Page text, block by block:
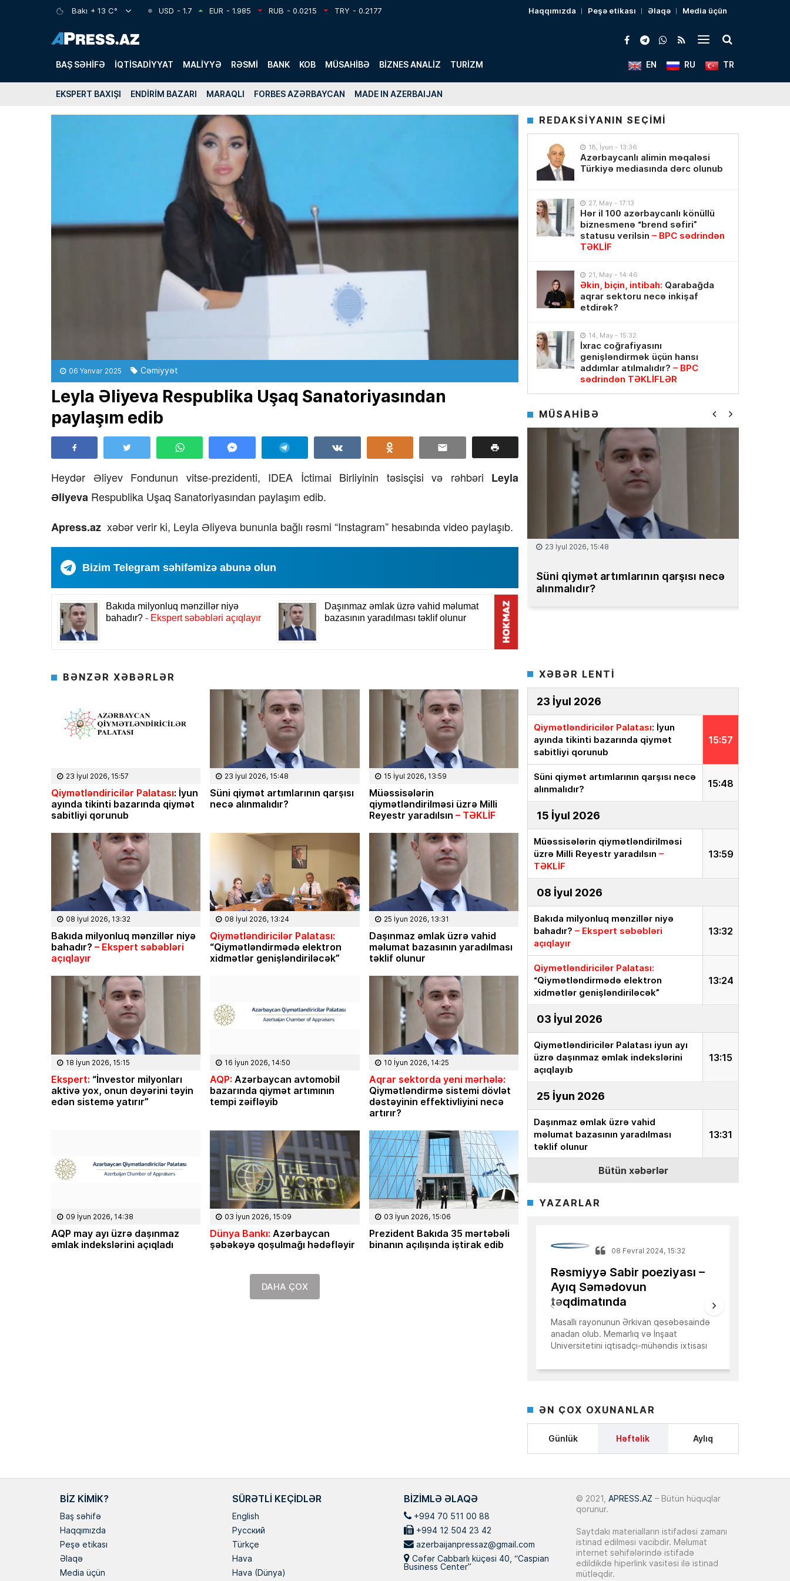
Bakı + 13 C° USD - 1.7 EUR - 1.985 RUB - 0.0215 TRY - 0.2177 Haqqımızda Peşə etikası Əlaqə Media üçün
BAŞ SƏHIFƏ İQTISADIYYAT MALIYYƏ RƏSMI BANK KOB MÜSAHIBƏ BIZNES ANALIZ TURIZM TR
RU
EN
EKSPERT BAXIŞI ENDIRIM BAZARI MARAQLI FORBES AZƏRBAYCAN MADE IN AZERBAIJAN
06 Yanvar 2025 Cəmiyyət
Leyla Əliyeva Respublika Uşaq Sanatoriyasından
paylaşım edib
Heydər Əliyev Fondunun vitse-prezidenti, IDEA İctimai Birliyinin təsisçisi və rəhbəri Leyla
Əliyeva Respublika Uşaq Sanatoriyasından paylaşım edib.
Apress.az xəbər verir ki, Leyla Əliyeva bununla bağlı rəsmi “Instagram” hesabında video paylaşıb.
Bizim Telegram səhifəmizə abunə olun
BƏNZƏR XƏBƏRLƏR
23 İyul 2026, 15:57
Qiymətləndiricilər Palatası: İyun
ayında tikinti bazarında qiymət
sabitliyi qorunub
23 İyul 2026, 15:48
Süni qiymət artımlarının qarşısı
necə alınmalıdır?
15 İyul 2026, 13:59
Müəssisələrin
qiymətləndirilməsi üzrə Milli
Reyestr yaradılsın – TƏKLİF
08 İyul 2026, 13:32
Bakıda milyonluq mənzillər niyə
bahadır? – Ekspert səbəbləri
açıqlayır
08 İyul 2026, 13:24
Qiymətləndiricilər Palatası:
“Qiymətləndirmədə elektron
xidmətlər genişləndiriləcək”
25 İyun 2026, 13:31
Daşınmaz əmlak üzrə vahid
məlumat bazasının yaradılması
təklif olunur
18 İyun 2026, 15:15
Ekspert: “İnvestor milyonları
aktivə yox, onun dəyərini təyin
edən sistemə yatırır”
16 İyun 2026, 14:50
AQP: Azərbaycan avtomobil
bazarında qiymət artımının
tempi zəifləyib
10 İyun 2026, 14:25
Aqrar sektorda yeni mərhələ:
Qiymətləndirmə sistemi dövlət
dəstəyinin effektivliyini necə
artırır?
09 İyun 2026, 14:38
AQP may ayı üzrə daşınmaz
əmlak indekslərini açıqladı
03 İyun 2026, 15:09
Dünya Bankı: Azərbaycan
şəbəkəyə qoşulmağı hədəfləyir
03 İyun 2026, 15:06
Prezident Bakıda 35 mərtəbəli
binanın açılışında iştirak edib
DAHA ÇOX
REDAKSİYANIN SEÇİMİ
18, İyun - 13:36
Azərbaycanlı alimin məqaləsi
Türkiyə mediasında dərc olunub
27, May - 17:13
Hər il 100 azərbaycanlı könüllü
biznesmenə “brend səfiri”
statusu verilsin – BPC sədrindən
TƏKLİF
21, May - 14:46
Əkin, biçin, intibah: Qarabağda
aqrar sektoru necə inkişaf
etdirək?
14, May - 15:32
İxrac coğrafiyasını
genişləndirmək üçün hansı
addımlar atılmalıdır? – BPC
sədrindən TƏKLİFLƏR
MÜSAHİBƏ
23 İyul 2026, 15:48
Süni qiymət artımlarının qarşısı necə
alınmalıdır?
XƏBƏR LENTİ
23 İyul 2026
15:57
Qiymətləndiricilər Palatası: İyun
ayında tikinti bazarında qiymət
sabitliyi qorunub
15:48
Süni qiymət artımlarının qarşısı necə
alınmalıdır?
15 İyul 2026
13:59
Müəssisələrin qiymətləndirilməsi
üzrə Milli Reyestr yaradılsın –
TƏKLİF
08 İyul 2026
13:32
Bakıda milyonluq mənzillər niyə
bahadır? – Ekspert səbəbləri
açıqlayır
13:24
Qiymətləndiricilər Palatası:
“Qiymətləndirmədə elektron
xidmətlər genişləndiriləcək”
03 İyul 2026
13:15
Qiymətləndiricilər Palatası iyun ayı
üzrə daşınmaz əmlak indekslərini
açıqlayıb
25 İyun 2026
13:31
Daşınmaz əmlak üzrə vahid
məlumat bazasının yaradılması
təklif olunur
18 İyun 2026
Ekspert: “İnvestor milyonları aktivə
Azərbaycanlı alimin məqaləsi
16 İyun 2026
14:50
AQP:
bazarında qiymət artımının tempi
zəifləyib
dəstəyinin effektivliyini necə
artırır?
09 İyun 2026
AQP may ayı üzrə daşınmaz əmlak
03 İyun 2026
Dünya Bankı:Azərbaycan şəbəkəyə
qoşulmağı hədəfləyir
Bütün xəbərlər
YAZARLAR
08 Fevral 2024, 15:32
Rəsmiyyə Sabir poeziyası –
Ayıq Səmədovun
təqdimatında
Masallı rayonunun Ərkivan qəsəbəsaində
anadan olub. Memarlıq və İnşaat
Universitetini iqtisadçı-mühəndis ixtisası
Hazırda Elm və […]
ƏN ÇOX OXUNANLAR
Günlük Həftəlik Aylıq
BIZ KIMIK?
Baş səhifə
Haqqımızda
Peşə etikası
Əlaqə
Media üçün
SÜRƏTLI KEÇIDLƏR
English
Русский
Türkçe
Hava
Hava (Dünya)
BIZIMLƏ ƏLAQƏ
+994 70 511 00 88
+994 12 504 23 42
azerbaijanpressaz@gmail.com
Cəfər Cabbarlı küçəsi 40, “Caspian
Business Center”
© 2021, APRESS.AZ – Bütün hüquqlar
qorunur.
Saytdakı materialların istifadəsi zamanı
istinad edilməsi vacibdir. Məlumat
internet səhifələrində istifadə
edildikdə hiperlink vasitəsi ilə istinad
mütləqdir.